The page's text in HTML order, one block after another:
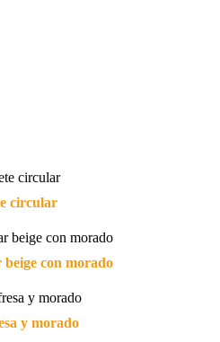
circular
con morado
y morado